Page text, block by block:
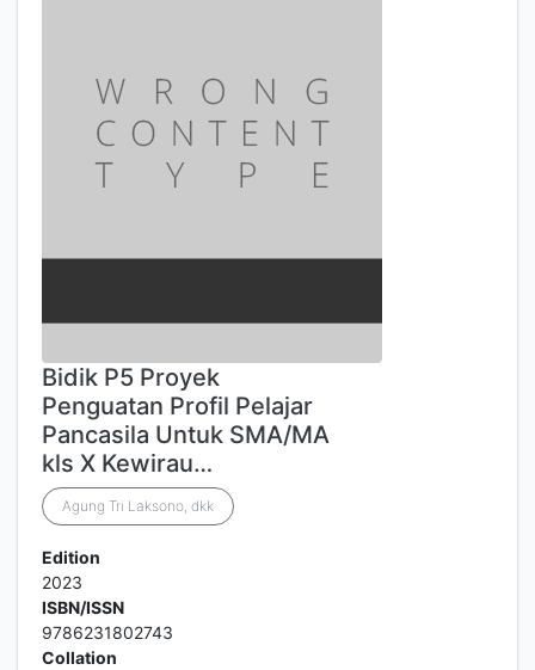
Bidik P5 Proyek
Penguatan Profil Pelajar
Pancasila Untuk SMA/MA
kls X Kewirau…
Agung Tri Laksono, dkk
Edition
2023
ISBN/ISSN
9786231802743
Collation